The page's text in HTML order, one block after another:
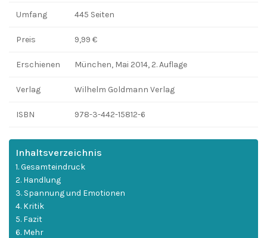
Umfang 445 Seiten
Preis 9,99 €
Erschienen München, Mai 2014, 2. Auflage
Verlag Wilhelm Goldmann Verlag
ISBN 978-3-442-15812-6
Inhaltsverzeichnis
Gesamteindruck
Handlung
Spannung und Emotionen
Kritik
Fazit
Mehr